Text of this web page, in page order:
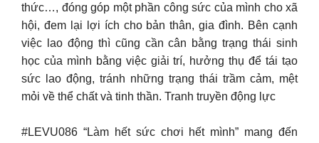
thức…, đóng góp một phần công sức của mình cho xã
hội, đem lại lợi ích cho bản thân, gia đình. Bên cạnh
việc lao động thì cũng cần cân bằng trạng thái sinh
học của mình bằng việc giải trí, hưởng thụ để tái tạo
sức lao động, tránh những trạng thái trầm cảm, mệt
mỏi về thể chất và tinh thần. Tranh truyền động lực
#LEVU086 “Làm hết sức chơi hết mình” mang đến